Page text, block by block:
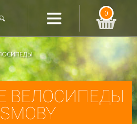
0
ВЕЛОСИПЕДЫ
SMOBY